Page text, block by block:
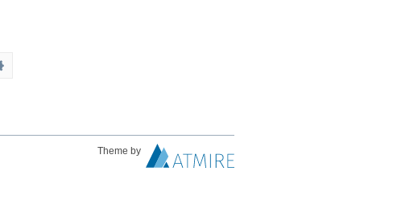
Theme by